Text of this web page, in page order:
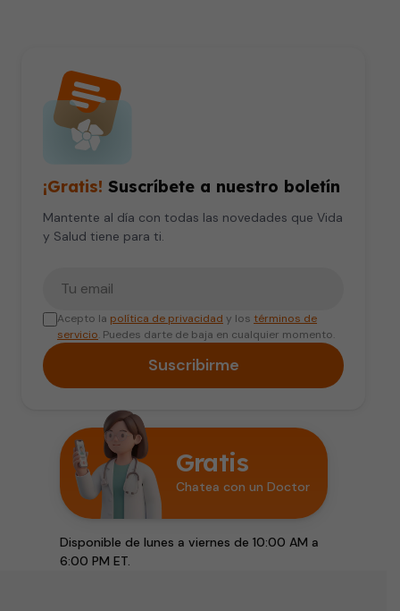
¡Gratis! Suscríbete a nuestro boletín
Mantente al día con todas las novedades que Vida
y Salud tiene para ti.
Acepto la política de privacidad y los términos de
servicio. Puedes darte de baja en cualquier momento.
Suscribirme
Gratis
Chatea con un Doctor
Disponible de lunes a viernes de 10:00 AM a
6:00 PM ET.